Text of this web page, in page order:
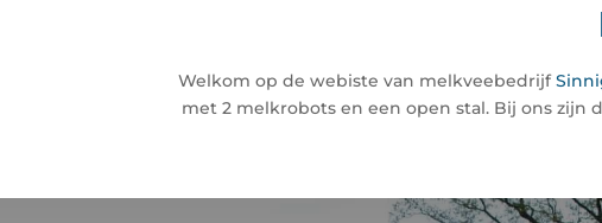
Welkom op de webiste van melkveebedrijf
met 2 melkrobots en een open stal. Bij ons zijn